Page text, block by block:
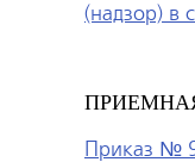
(надзор) в
Приказ №